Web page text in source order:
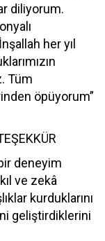
diliyorum.
her yıl
Tüm
öpüyorum”
deneyim
ve zekâ
kurduklarını
geliştirdiklerini